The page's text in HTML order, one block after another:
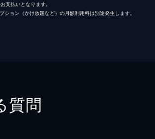
支払いとなります。
ション（かけ放題など）の月額利用料は別途発生します。
質問